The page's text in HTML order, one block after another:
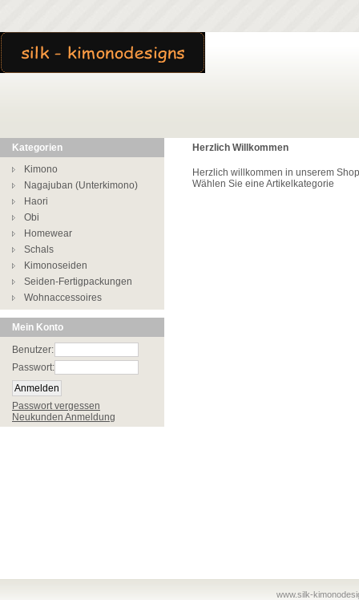
Kategorien
Kimono
Nagajuban (Unterkimono)
Haori
Obi
Homewear
Schals
Kimonoseiden
Seiden-Fertigpackungen
Wohnaccessoires
Mein Konto
Benutzer:
Passwort:
Passwort vergessen
Neukunden Anmeldung
Herzlich Willkommen
Herzlich willkommen in unserem Shop
Wählen Sie eine Artikelkategorie
www.silk-